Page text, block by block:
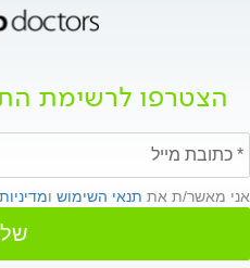
הצטרפו לרשימת
אני מאשר/ת את תנאי השימוש ו